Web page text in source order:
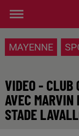
MAYENNE
VIDEO - CLUB
AVEC MARVIN
STADE